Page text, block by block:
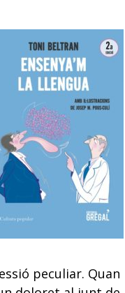
peculiar. Quan